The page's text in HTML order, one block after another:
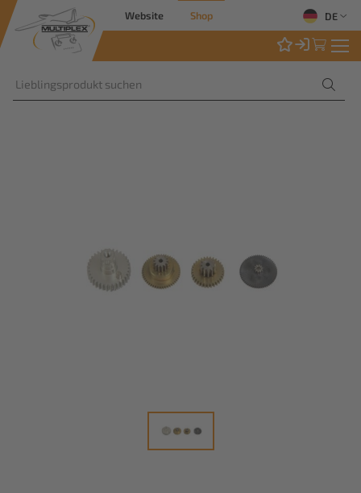
Website Shop DE